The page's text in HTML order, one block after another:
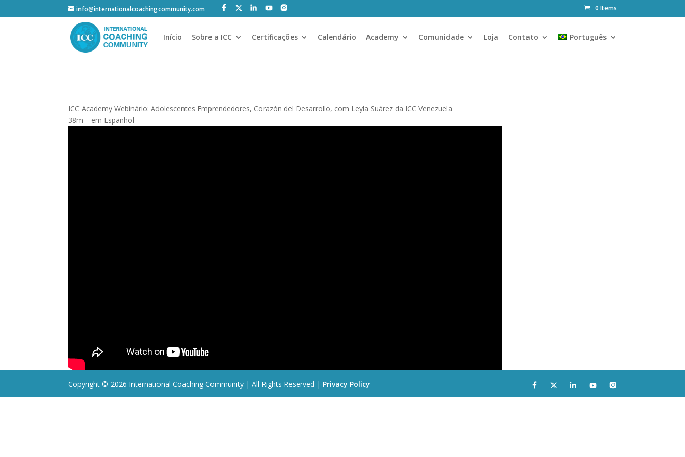
info@internationalcoachingcommunity.com 0 Items
Início Sobre a ICC Certificações Calendário Academy Comunidade Loja Contato Português
ICC Academy Webinário: Adolescentes Emprendedores, Corazón del Desarrollo, com Leyla Suárez da ICC Venezuela
38m – em Espanhol
Copyright © 2026 International Coaching Community | All Rights Reserved | Privacy Policy